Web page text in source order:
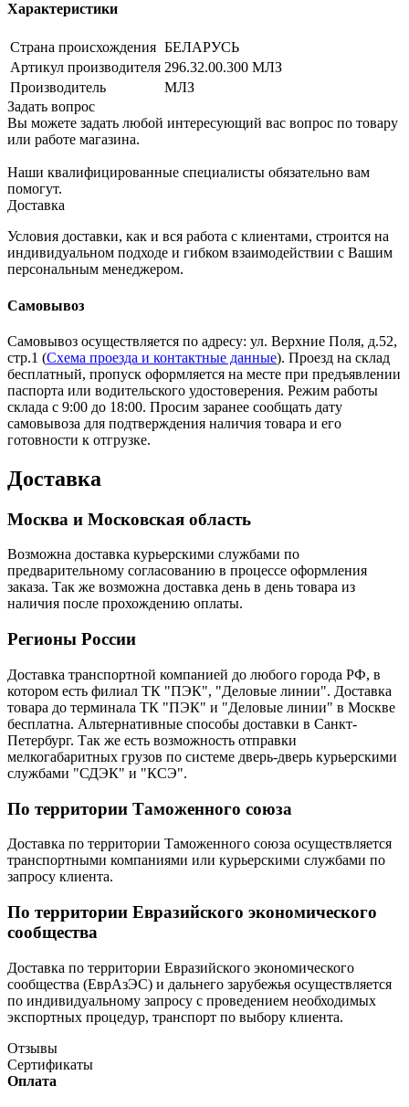
Характеристики
Страна происхождения БЕЛАРУСЬ
Артикул производителя 296.32.00.300 МЛЗ
Производитель
МЛЗ
Задать вопрос
Вы можете задать любой интересующий вас вопрос по товару
или работе магазина.
Наши квалифицированные специалисты обязательно вам
помогут.
Доставка
Условия доставки, как и вся работа с клиентами, строится на
индивидуальном подходе и гибком взаимодействии с Вашим
персональным менеджером.
Самовывоз
Самовывоз осуществляется по адресу: ул. Верхние Поля, д.52,
стр.1 (Схема проезда и контактные данные). Проезд на склад
бесплатный, пропуск оформляется на месте при предъявлении
паспорта или водительского удостоверения. Режим работы
склада с 9:00 до 18:00. Просим заранее сообщать дату
самовывоза для подтверждения наличия товара и его
готовности к отгрузке.
Доставка
Москва и Московская область
Возможна доставка курьерскими службами по
предварительному согласованию в процессе оформления
заказа. Так же возможна доставка день в день товара из
наличия после прохождению оплаты.
Регионы России
Доставка транспортной компанией до любого города РФ, в
котором есть филиал ТК "ПЭК", "Деловые линии". Доставка
товара до терминала ТК "ПЭК" и "Деловые линии" в Москве
бесплатна. Альтернативные способы доставки в Санкт-
Петербург. Так же есть возможность отправки
мелкогабаритных грузов по системе дверь-дверь курьерскими
службами "СДЭК" и "КСЭ".
По территории Таможенного союза
Доставка по территории Таможенного союза осуществляется
транспортными компаниями или курьерскими службами по
запросу клиента.
По территории Евразийского экономического
сообщества
Доставка по территории Евразийского экономического
сообщества (ЕврАзЭС) и дальнего зарубежья осуществляется
по индивидуальному запросу с проведением необходимых
экспортных процедур, транспорт по выбору клиента.
Отзывы
Сертификаты
Оплата